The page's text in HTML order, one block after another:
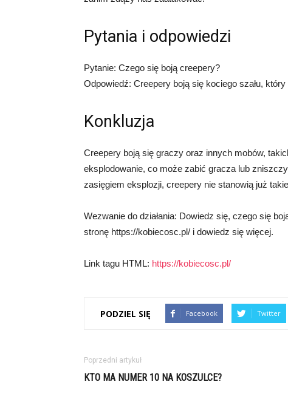
Pytania i odpowiedzi
Pytanie: Czego się boją creepery?
Odpowiedź: Creepery boją się kociego szału,
Konkluzja
Creepery boją się graczy oraz innych mobów,
eksplodowanie, co może zabić gracza lub
zasięgiem eksplozji, creepery nie stanowią już
Wezwanie do działania: Dowiedz się, czego się
stronę https://kobiecosc.pl/ i dowiedz się więcej.
Link tagu HTML: https://kobiecosc.pl/
PODZIEL SIĘ Facebook Twitter
Poprzedni artykuł
KTO MA NUMER 10 NA KOSZULCE?